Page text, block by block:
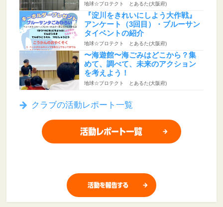
地球☆プロテクト とあるた(大阪府)
『淀川をきれいにしよう大作戦』
アンケート（3回目）・ブルーサン
タイベントの紹介
地球☆プロテクト とあるた(大阪府)
〜海遊館〜海ごみはどこから？集
めて、調べて、未来のアクション
を考えよう！
地球☆プロテクト とあるた(大阪府)
クラブの活動レポート一覧